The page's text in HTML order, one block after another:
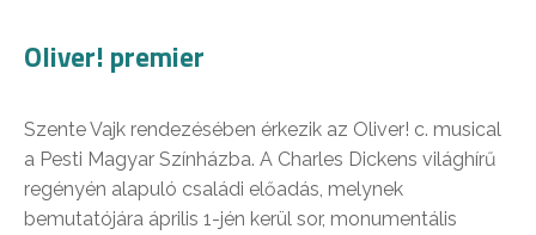
Oliver! premier
Szente Vajk rendezésében érkezik az Oliver! c. musical
a Pesti Magyar Színházba. A Charles Dickens világhírű
regényén alapuló családi előadás, melynek
bemutatójára április 1-jén kerül sor, monumentális